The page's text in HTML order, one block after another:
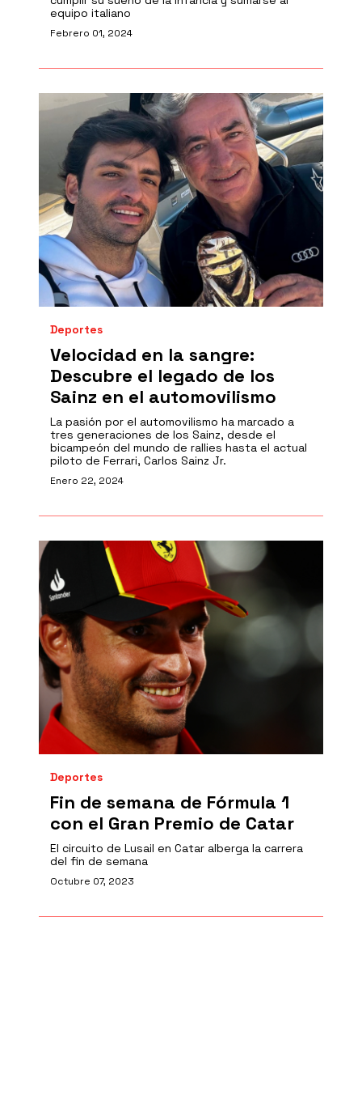
equipo italiano
Febrero 01, 2024
Deportes
Velocidad en la sangre:
Descubre el legado de los
Sainz en el automovilismo
La pasión por el automovilismo ha marcado a
tres generaciones de los Sainz, desde el
bicampeón del mundo de rallies hasta el actual
piloto de Ferrari, Carlos Sainz Jr.
Enero 22, 2024
Deportes
Fin de semana de Fórmula 1
con el Gran Premio de Catar
El circuito de Lusail en Catar alberga la carrera
del fin de semana
Octubre 07, 2023